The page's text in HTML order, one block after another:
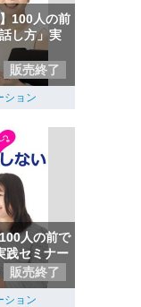
100人の前
し方」実
販売終了
ション
人の前で
践セミナー
販売終了
ション